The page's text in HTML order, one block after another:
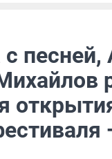
песней,